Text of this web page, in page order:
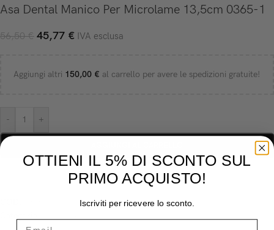
Asa Dental Manico Per Microlame 13,5cm 0365-1
56,50€ 45,77 € IVA esclusa
Aggiungi altri 150,00 € al carrello per avere le spedizioni gratuite!
- +
OTTIENI IL 5% DI SCONTO SUL
PRIMO ACQUISTO!
Iscriviti per ricevere lo sconto.